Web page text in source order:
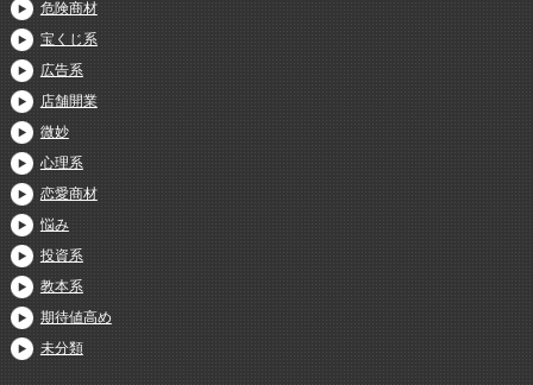
危険商材
宝くじ系
広告系
店舗開業
微妙
心理系
恋愛商材
悩み
投資系
教本系
期待値高め
未分類